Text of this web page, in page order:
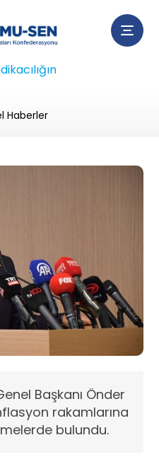
Haberler
Başkanı Önder
rakamlarına
bulundu.